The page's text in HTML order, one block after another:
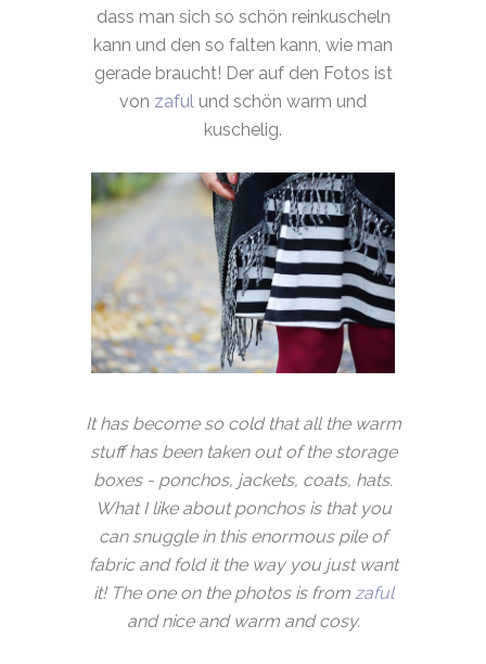
dass man sich so schön reinkuscheln
kann und den so falten kann, wie man
gerade braucht! Der auf den Fotos ist
von zaful und schön warm und
kuschelig.
It has become so cold that all the warm
stuff has been taken out of the storage
boxes - ponchos, jackets, coats, hats.
What I like about ponchos is that you
can snuggle in this enormous pile of
fabric and fold it the way you just want
it! The one on the photos is from zaful
and nice and warm and cosy.